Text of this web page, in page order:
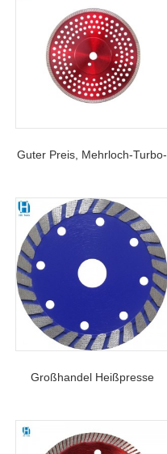
Von Beton, Harten Ziegeln,
Fliesen, Hartem Granit Und
Baumaterialien
Guter Preis, Mehrloch-Turbo-
Schneiden Von Stahl, Granit,
Mauerwerk Und
Baumaterialien
Großhandel Heißpresse
Diamanttrennscheibe Zum